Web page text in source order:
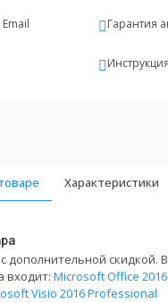
Гарантия
Инструкция
Характеристики
дополнительной скидкой.
входит: Microsoft Office
Visio 2016 Professional